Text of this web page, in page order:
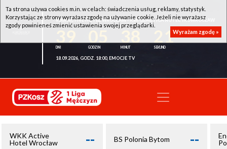
WKK ACTIVE HOTEL WROCŁAW - KSK QEMETICA NOTEĆ INOWROCŁAW
21
18.09.2026, GODZ. 18:00, EMOCJE TV
WKK Active
Hotel Wrocław
-- BS Polonia Bytom --
Ta strona używa cookies m.in. w celach: świadczenia usług, reklamy, statystyk.
Korzystając ze strony wyrażasz zgodę na używanie cookie. Jeżeli nie wyrażasz
zgody powinieneś zmienić ustawienia swojej przeglądarki.
Wyrażam zgodę »